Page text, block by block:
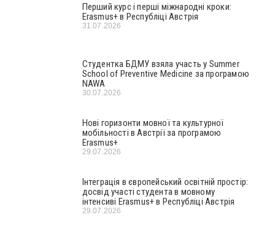
Перший курс і перші міжнародні кроки:
Erasmus+ в Республіці Австрія
31.07.2026
Студентка БДМУ взяла участь у Summer
School of Preventive Medicine за програмою
NAWA
30.07.2026
Нові горизонти мовної та культурної
мобільності в Австрії за програмою
Erasmus+
29.07.2026
Інтеграція в європейський освітній простір:
досвід участі студента в мовному
інтенсиві Erasmus+ в Республіці Австрія
29.07.2026